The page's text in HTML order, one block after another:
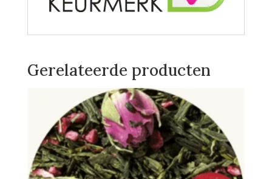
Gerelateerde producten